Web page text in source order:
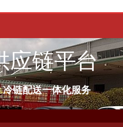
应链平台
链配送一体化服务